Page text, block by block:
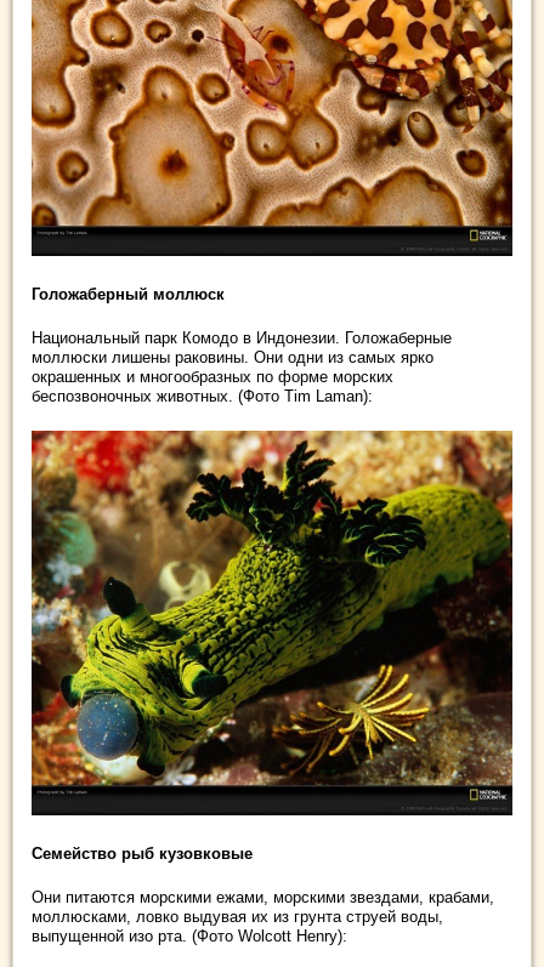
Голожаберный моллюск
Национальный парк Комодо в Индонезии. Голожаберные
моллюски лишены раковины. Они одни из самых ярко
окрашенных и многообразных по форме морских
беспозвоночных животных. (Фото Tim Laman):
Семейство рыб кузовковые
Они питаются морскими ежами, морскими звездами, крабами,
моллюсками, ловко выдувая их из грунта струей воды,
выпущенной изо рта. (Фото Wolcott Henry):